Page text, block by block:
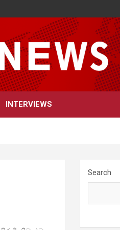
INTERVIEWS
Search